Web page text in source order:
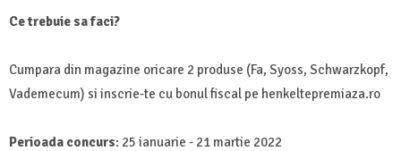
Ce trebuie sa faci?
Cumpara din magazine oricare 2 produse (Fa, Syoss, Schwarzkopf,
Vademecum) si inscrie-te cu bonul fiscal pe henkeltepremiaza.ro
Perioada concurs: 25 ianuarie - 21 martie 2022